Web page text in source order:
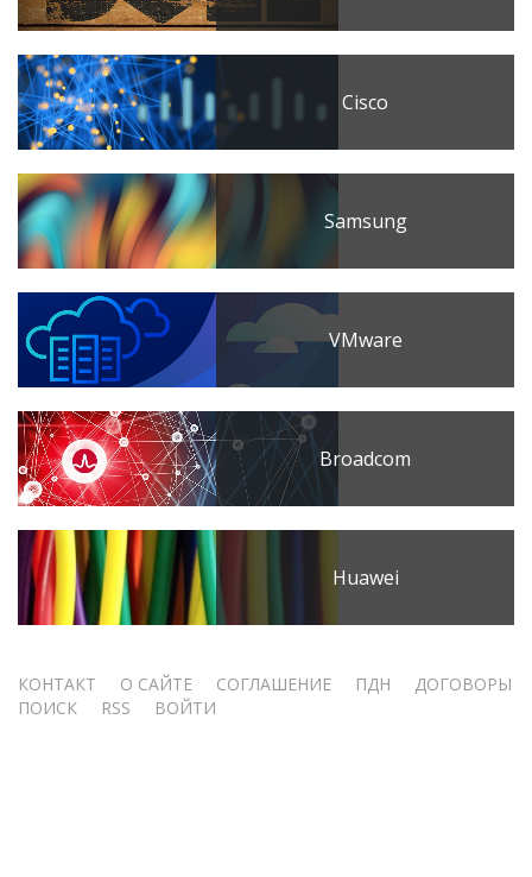
Cisco
Samsung
VMware
Broadcom
Huawei
Меню
КОНТАКТ О САЙТЕ СОГЛАШЕНИЕ ПДН
ДОГОВОРЫ
ПОИСК
RSS ВОЙТИ